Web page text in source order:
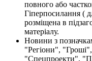
повного або
Гіперпосилання (
розміщена в
матеріалу.
Новини з
"Регіони",
"Спецпроекти",